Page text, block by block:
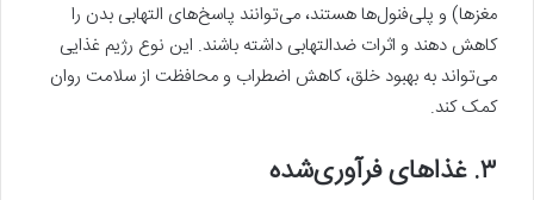
مغزها) و پلی‌فنول‌ها هستند، می‌توانند پاسخ‌های التهابی بدن را
کاهش دهند و اثرات ضدالتهابی داشته باشند. این نوع رژیم غذایی
می‌تواند به بهبود خلق، کاهش اضطراب و محافظت از سلامت روان
کمک کند.
۳. غذاهای فرآوری‌شده